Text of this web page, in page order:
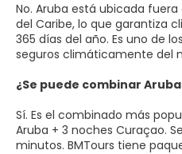
No. Aruba está ubicada
del Caribe, lo que garantiza
365 días del año. Es uno de
seguros climáticamente del
¿Se puede combinar
Sí. Es el combinado más
Aruba + 3 noches Curaçao.
minutos. BMTours tiene